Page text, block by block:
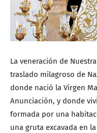
La veneración de
traslado milagroso de
donde nació la Virgen
Anunciación, y donde
formada por una
una gruta excavada en